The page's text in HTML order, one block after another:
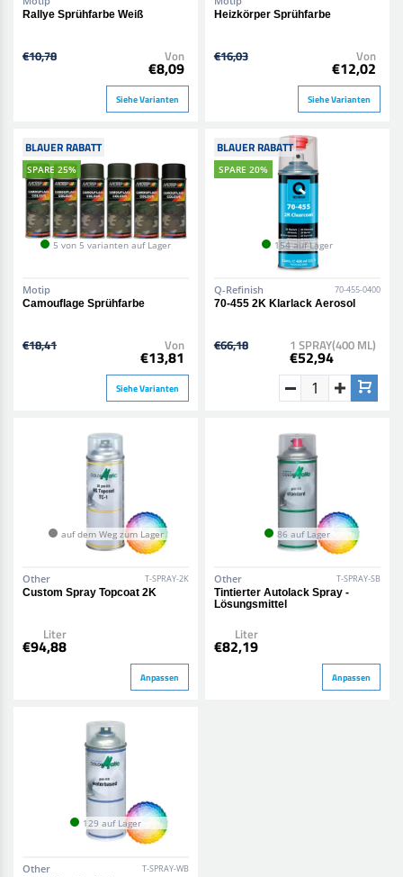
Rallye Sprühfarbe Weiß
€10,78 Von
€8,09
Siehe Varianten
Heizkörper Sprühfarbe
€16,03 Von
€12,02
Siehe Varianten
BLAUER RABATT
SPARE 25%
5 von 5 varianten auf Lager
Motip
Camouflage Sprühfarbe
€18,41 Von
€13,81
Siehe Varianten
BLAUER RABATT
SPARE 20%
154 auf Lager
Q-Refinish 70-455-0400
70-455 2K Klarlack Aerosol
€66,18 1 SPRAY(400 ML)
€52,94
auf dem Weg zum Lager
Other T-SPRAY-2K
Custom Spray Topcoat 2K
Liter
€94,88
Anpassen
86 auf Lager
Other T-SPRAY-SB
Tintierter Autolack Spray -
Lösungsmittel
Liter
€82,19
Anpassen
129 auf Lager
Other T-SPRAY-WB